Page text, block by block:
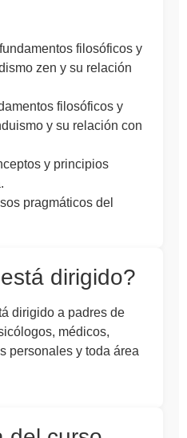
filosóficos y
zen y su relación
filosóficos y
y su relación con
y principios
pragmáticos del
dirigido?
dirigido a padres de
médicos,
personales y toda área